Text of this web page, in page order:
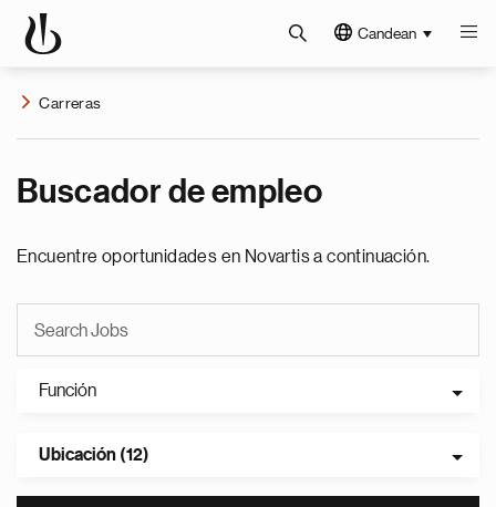
Candean
Carreras
Buscador de empleo
Encuentre oportunidades en Novartis a continuación.
Función
Ubicación (12)